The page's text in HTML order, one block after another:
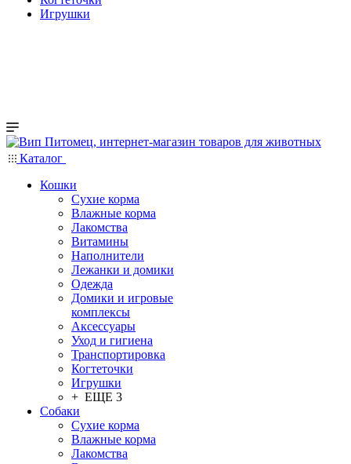
Игрушки
Каталог
Кошки
Сухие корма
Влажные корма
Лакомства
Витамины
Наполнители
Лежанки и домики
Одежда
Домики и игровые
комплексы
Аксессуары
Уход и гигиена
Транспортировка
Когтеточки
Игрушки
+ ЕЩЕ 3
Собаки
Сухие корма
Влажные корма
Лакомства